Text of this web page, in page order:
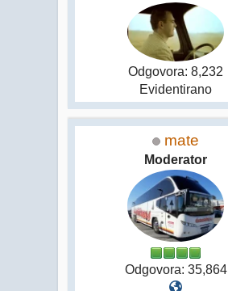
Odgovora: 8,232
Evidentirano
mate
Moderator
Odgovora: 35,864